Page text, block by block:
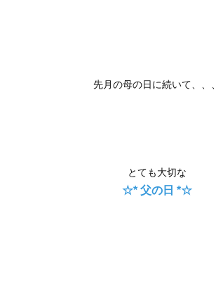
先月の母の日に続いて、、、
とても大切な
☆* 父の日 *☆